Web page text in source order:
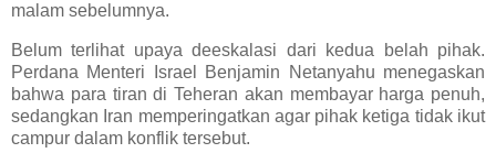
malam sebelumnya.
Belum terlihat upaya deeskalasi dari kedua belah pihak.
Perdana Menteri Israel Benjamin Netanyahu menegaskan
bahwa para tiran di Teheran akan membayar harga penuh,
sedangkan Iran memperingatkan agar pihak ketiga tidak ikut
campur dalam konflik tersebut.